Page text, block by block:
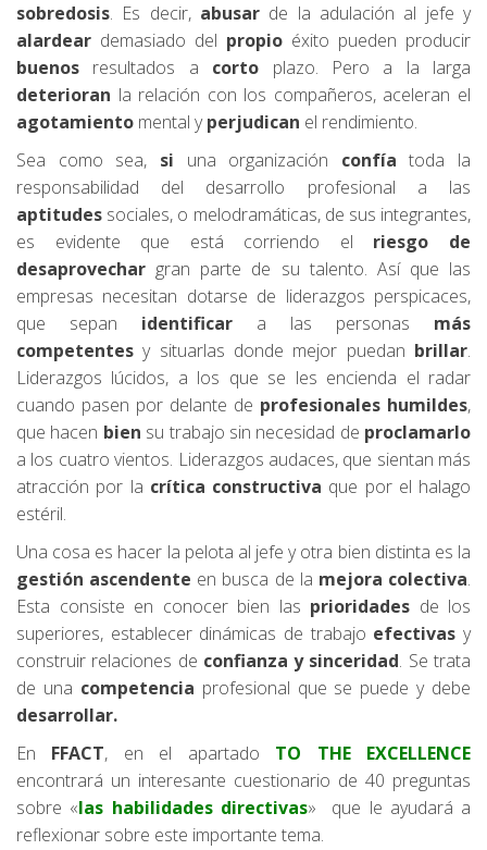
sobredosis. Es decir, abusar de la adulación al jefe y
alardear demasiado del propio éxito pueden producir
buenos resultados a corto plazo. Pero a la larga
deterioran la relación con los compañeros, aceleran el
agotamiento mental yperjudican el rendimiento.
Sea como sea, si una organización confía toda la
responsabilidad del desarrollo profesional a las
aptitudes sociales, o melodramáticas, de sus integrantes,
es evidente que está corriendo el riesgo de
desaprovechar gran parte de su talento. Así que las
empresas necesitan dotarse de liderazgos perspicaces,
que sepan identificar a las personas más
competentes y situarlas donde mejor puedan brillar.
Liderazgos lúcidos, a los que se les encienda el radar
cuando pasen por delante de profesionales humildes,
que hacen bien su trabajo sin necesidad de proclamarlo
a los cuatro vientos. Liderazgos audaces, que sientan más
atracción por la crítica constructiva que por el halago
estéril.
Una cosa es hacer la pelota al jefe y otra bien distinta es la
gestión ascendente en busca de la mejora colectiva.
Esta consiste en conocer bien las prioridades de los
superiores, establecer dinámicas de trabajo efectivasy
construir relaciones de confianza y sinceridad. Se trata
de una competencia profesional que se puede y debe
desarrollar.
En FFACT, en el apartado TO THE EXCELLENCE
encontrará un interesante cuestionario de 40 preguntas
sobre «las habilidades directivas» que le ayudará a
reflexionar sobre este importante tema.